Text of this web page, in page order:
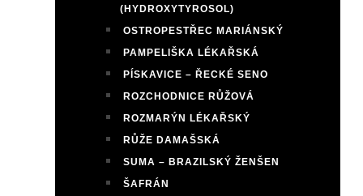
(HYDROXYTYROSOL)
OSTROPESTŘEC MARIÁNSKÝ
PAMPELIŠKA LÉKAŘSKÁ
PÍSKAVICE – ŘECKÉ SENO
ROZCHODNICE RŮŽOVÁ
ROZMARÝN LÉKAŘSKÝ
RŮŽE DAMAŠSKÁ
SUMA – BRAZILSKÝ ŽENŠEN
ŠAFRÁN